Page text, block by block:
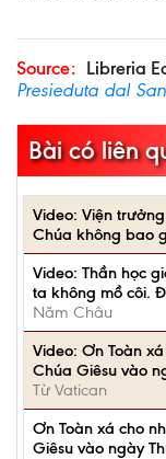
Source: Libreria
Presieduta dal
Bài có liên
Video: Viện
Chúa không bao
Video: Thần học
ta không mồ côi.
Năm Châu
Video: Ơn Toàn
Chúa Giêsu vào
Từ Vatican
Ơn Toàn xá cho
Giêsu vào ngày